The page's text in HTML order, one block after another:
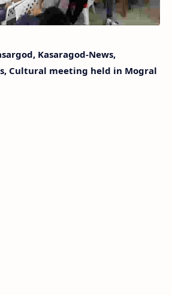
Kasaragod-News,
Cultural meeting held in Mogral